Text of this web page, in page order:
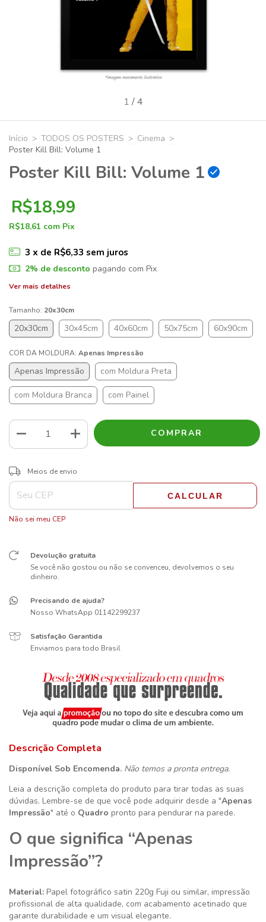
1 /4
Início > TODOS OS POSTERS > Cinema >
Poster Kill Bill: Volume 1
Poster Kill Bill: Volume 1
R$18,99
R$18,61 com Pix
3 x de R$6,33 sem juros
2% de desconto pagando com Pix
Ver mais detalhes
Tamanho: 20x30cm
20x30cm 30x45cm 40x60cm 50x75cm 60x90cm
COR DA MOLDURA: Apenas Impressão
Apenas Impressão com Moldura Preta
com Moldura Branca com Painel
Entregas para o CEP:
Meios de envio
CALCULAR
Não sei meu CEP
Devolução gratuita
Se você não gostou ou não se convenceu, devolvemos o seu
dinheiro.
Precisando de ajuda?
Nosso WhatsApp 01142299237
Satisfação Garantida
Enviamos para todo Brasil
Descrição Completa
Disponível Sob Encomenda. Não temos a pronta entrega.
Leia a descrição completa do produto para tirar todas as suas
dúvidas. Lembre-se de que você pode adquirir desde a "Apenas
Impressão" até o Quadro pronto para pendurar na parede.
O que significa “Apenas
Impressão”?
Material: Papel fotográfico satin 220g Fuji ou similar, impressão
profissional de alta qualidade, com acabamento acetinado que
garante durabilidade e um visual elegante.